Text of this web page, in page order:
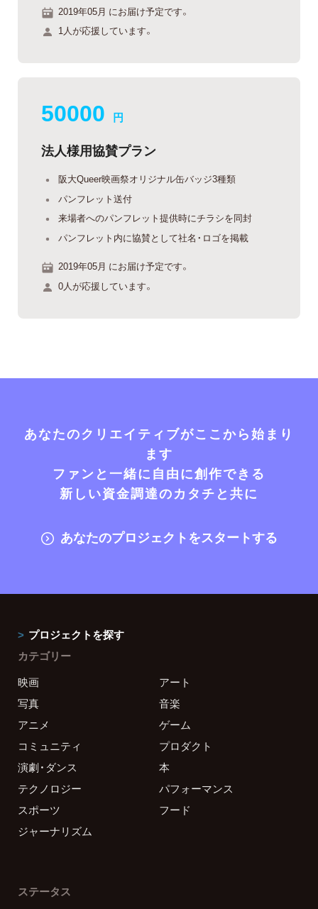
2019年05月 にお届け予定です。
1人が応援しています。
50000 円
法人様用協賛プラン
阪大Queer映画祭オリジナル缶バッジ3種類
パンフレット送付
来場者へのパンフレット提供時にチラシを同封
パンフレット内に協賛として社名・ロゴを掲載
2019年05月 にお届け予定です。
0人が応援しています。
あなたのクリエイティブがここから始まり
ます
ファンと一緒に自由に創作できる
新しい資金調達のカタチと共に
あなたのプロジェクトをスタートする
プロジェクトを探す
カテゴリー
映画
アート
写真
音楽
アニメ
ゲーム
コミュニティ
プロダクト
演劇・ダンス
本
テクノロジー
パフォーマンス
スポーツ
フード
ジャーナリズム
ステータス